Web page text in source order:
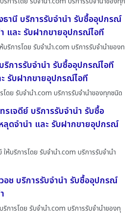
ธานี บริการรับจำนำ รับซื้ออุปกรณ์
และ รับฝากขายอุปกรณ์ไอที
ริการโดย รับจํานํา.com บริการรับจำนำของท
ริการรับจำนำ รับซื้ออุปกรณ์ไอที
รับฝากขายอุปกรณ์ไอที
โดย รับจํานํา.com บริการรับจำนำของทุกชนิด
เจดีย์ บริการรับจำนำ รับซื้อ
ดจำนำ และ รับฝากขายอุปกรณ์
ห้บริการโดย รับจํานํา.com บริการรับจำนำ
อช บริการรับจำนำ รับซื้ออุปกรณ์
การโดย รับจํานํา.com บริการรับจำนำของทุ